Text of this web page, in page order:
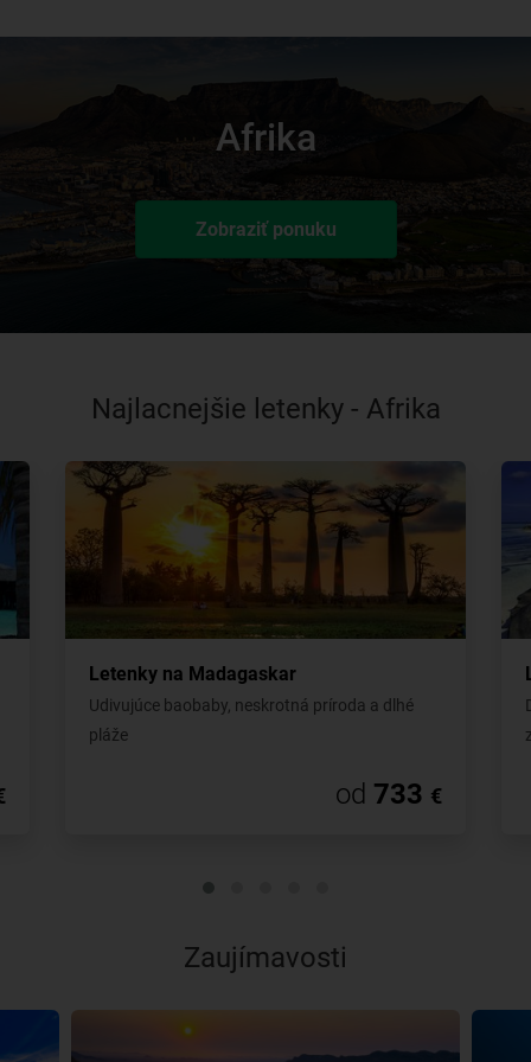
Afrika
Zobraziť ponuku
Najlacnejšie letenky - Afrika
Letenky na Madagaskar
Udivujúce baobaby, neskrotná príroda a dlhé
pláže
od 733 €
Zaujímavosti